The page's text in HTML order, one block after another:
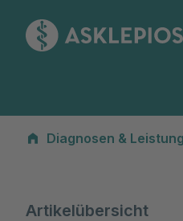
Diagnosen &
Artikelübersicht